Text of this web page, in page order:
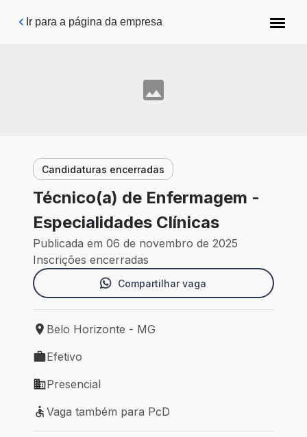
Pular para o conteúdo principal
Ir para a página da empresa
Candidaturas encerradas
Técnico(a) de Enfermagem -
Especialidades Clínicas
Publicada em 06 de novembro de 2025
Inscrições encerradas
Compartilhar vaga
Local de trabalho: Belo Horizonte - MG
Belo Horizonte - MG
Tipo de vaga: Efetivo
Efetivo
Modelo de trabalho: Presencial
Presencial
Vaga também para PcD
Vaga também para PcD